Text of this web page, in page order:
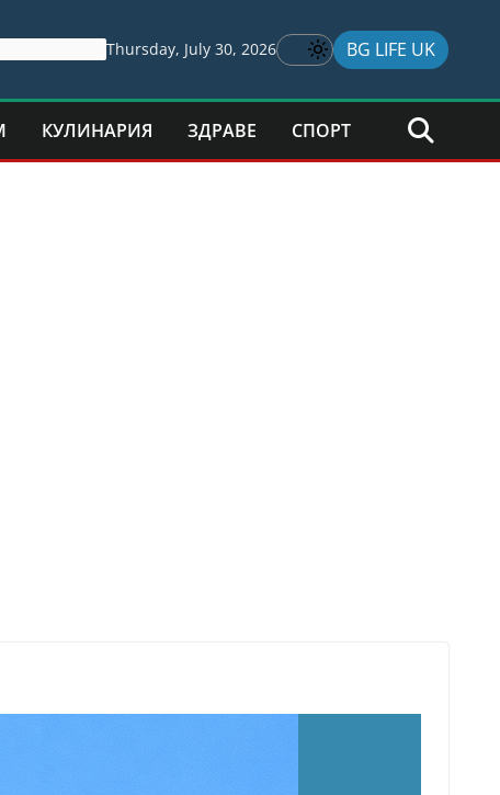
Thursday, July 30, 2026 BG LIFE UK
КУЛИНАРИЯ ЗДРАВЕ СПОРТ